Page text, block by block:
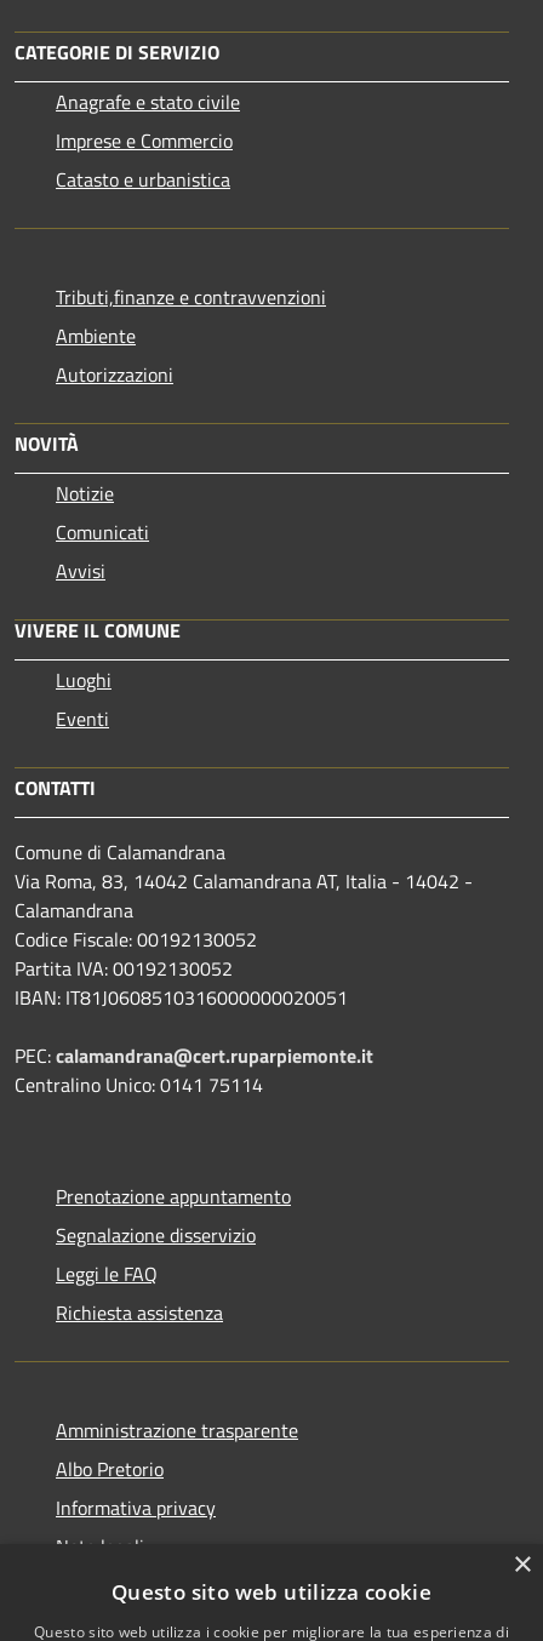
CATEGORIE DI SERVIZIO
Anagrafe e stato civile
Imprese e Commercio
Catasto e urbanistica
Tributi,finanze e contravvenzioni
Ambiente
Autorizzazioni
NOVITÀ
Notizie
Comunicati
Avvisi
VIVERE IL COMUNE
Luoghi
Eventi
CONTATTI
Comune di Calamandrana
Via Roma, 83, 14042 Calamandrana AT, Italia - 14042 -
Calamandrana
Codice Fiscale: 00192130052
Partita IVA: 00192130052
IBAN: IT81J0608510316000000020051
PEC:calamandrana@cert.ruparpiemonte.it
Centralino Unico: 0141 75114
Prenotazione appuntamento
Segnalazione disservizio
Leggi le FAQ
Richiesta assistenza
Amministrazione trasparente
Albo Pretorio
Informativa privacy
Note legali
Dichiarazione di accessibilità
×
Questo sito web utilizza cookie
Questo sito web utilizza i cookie per migliorare la tua esperienza di